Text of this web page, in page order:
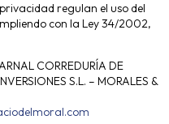
regulan el uso del
con la Ley 34/2002,
CORREDURÍA DE
S.L. – MORALES &